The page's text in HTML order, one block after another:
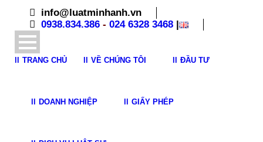
info@luatminhanh.vn
0938.834.386 - 024 6328 3468 |
TRANG CHỦ VỀ CHÚNG TÔI ĐẦU TƯ
DOANH NGHIỆP GIẤY PHÉP